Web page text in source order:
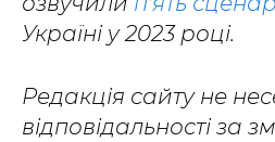
Україні у 2023 році.
Редакція сайту не
відповідальності за